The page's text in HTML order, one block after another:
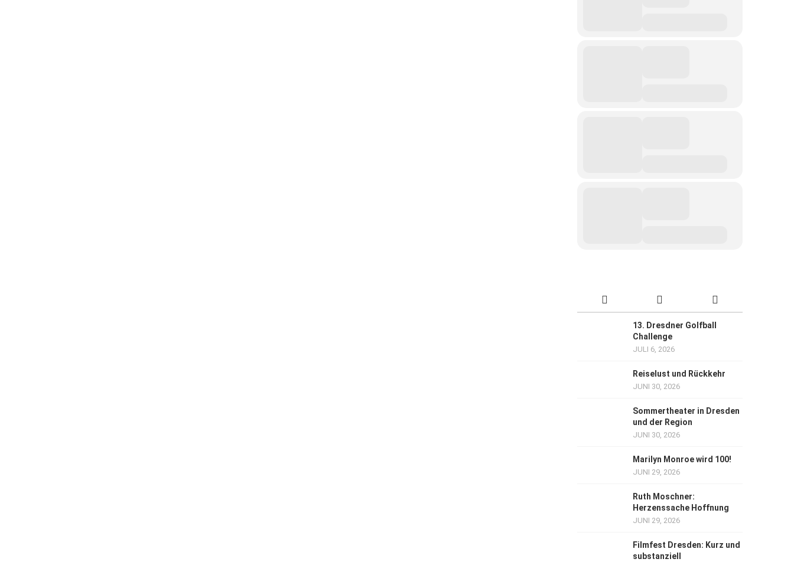
13. Dresdner Golfball
Challenge
JULI 6, 2026
Reiselust und Rückkehr
JUNI 30, 2026
Sommertheater in Dresden
und der Region
JUNI 30, 2026
Marilyn Monroe wird 100!
JUNI 29, 2026
Ruth Moschner:
Herzenssache Hoffnung
JUNI 29, 2026
Filmfest Dresden: Kurz und
substanziell